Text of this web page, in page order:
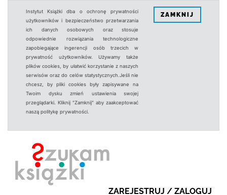
Instytut Książki dba o ochronę prywatności
użytkowników i bezpieczeństwo przetwarzania
ich danych osobowych oraz stosuje
odpowiednie rozwiązania technologiczne
zapobiegające ingerencji osób trzecich w
prywatność użytkowników. Używamy także
plików cookies, by ułatwić korzystanie z naszych
serwisów oraz do celów statystycznych.Jeśli nie
chcesz, by pliki cookies były zapisywane na
Twoim dysku zmień ustawienia swojej
przeglądarki. Kliknij "Zamknij" aby zaakceptować
naszą politykę prywatności.
ZAMKNIJ
ZAREJESTRUJ / ZALOGUJ